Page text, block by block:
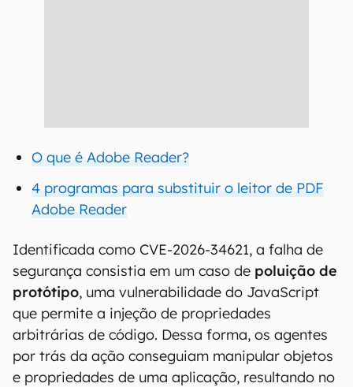
O que é Adobe Reader?
4 programas para substituir o leitor de PDF
Adobe Reader
Identificada como CVE-2026-34621, a falha de
segurança consistia em um caso de poluição de
protótipo, uma vulnerabilidade do JavaScript
que permite a injeção de propriedades
arbitrárias de código. Dessa forma, os agentes
por trás da ação conseguiam manipular objetos
e propriedades de uma aplicação, resultando no